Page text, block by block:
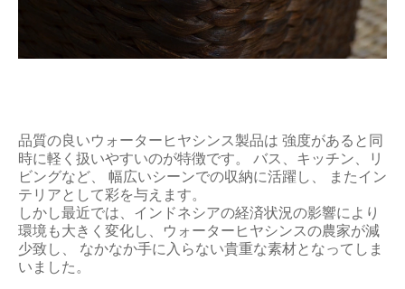
品質の良いウォーターヒヤシンス製品は 強度があると同
時に軽く扱いやすいのが特徴です。 バス、キッチン、リ
ビングなど、 幅広いシーンでの収納に活躍し、 またイン
テリアとして彩を与えます。
しかし最近では、インドネシアの経済状況の影響により
環境も大きく変化し、ウォーターヒヤシンスの農家が減
少致し、 なかなか手に入らない貴重な素材となってしま
いました。